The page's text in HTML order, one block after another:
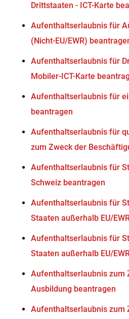
Drittstaaten - ICT-Karte
Aufenthaltserlaubnis für
(Nicht-EU/EWR)
Aufenthaltserlaubnis für
Mobiler-ICT-Karte
Aufenthaltserlaubnis für
beantragen
Aufenthaltserlaubnis für
zum Zweck der
Aufenthaltserlaubnis für
Schweiz beantragen
Aufenthaltserlaubnis für
Staaten außerhalb EU/
Aufenthaltserlaubnis für
Staaten außerhalb EU/
Aufenthaltserlaubnis zum
Ausbildung beantragen
Aufenthaltserlaubnis zum